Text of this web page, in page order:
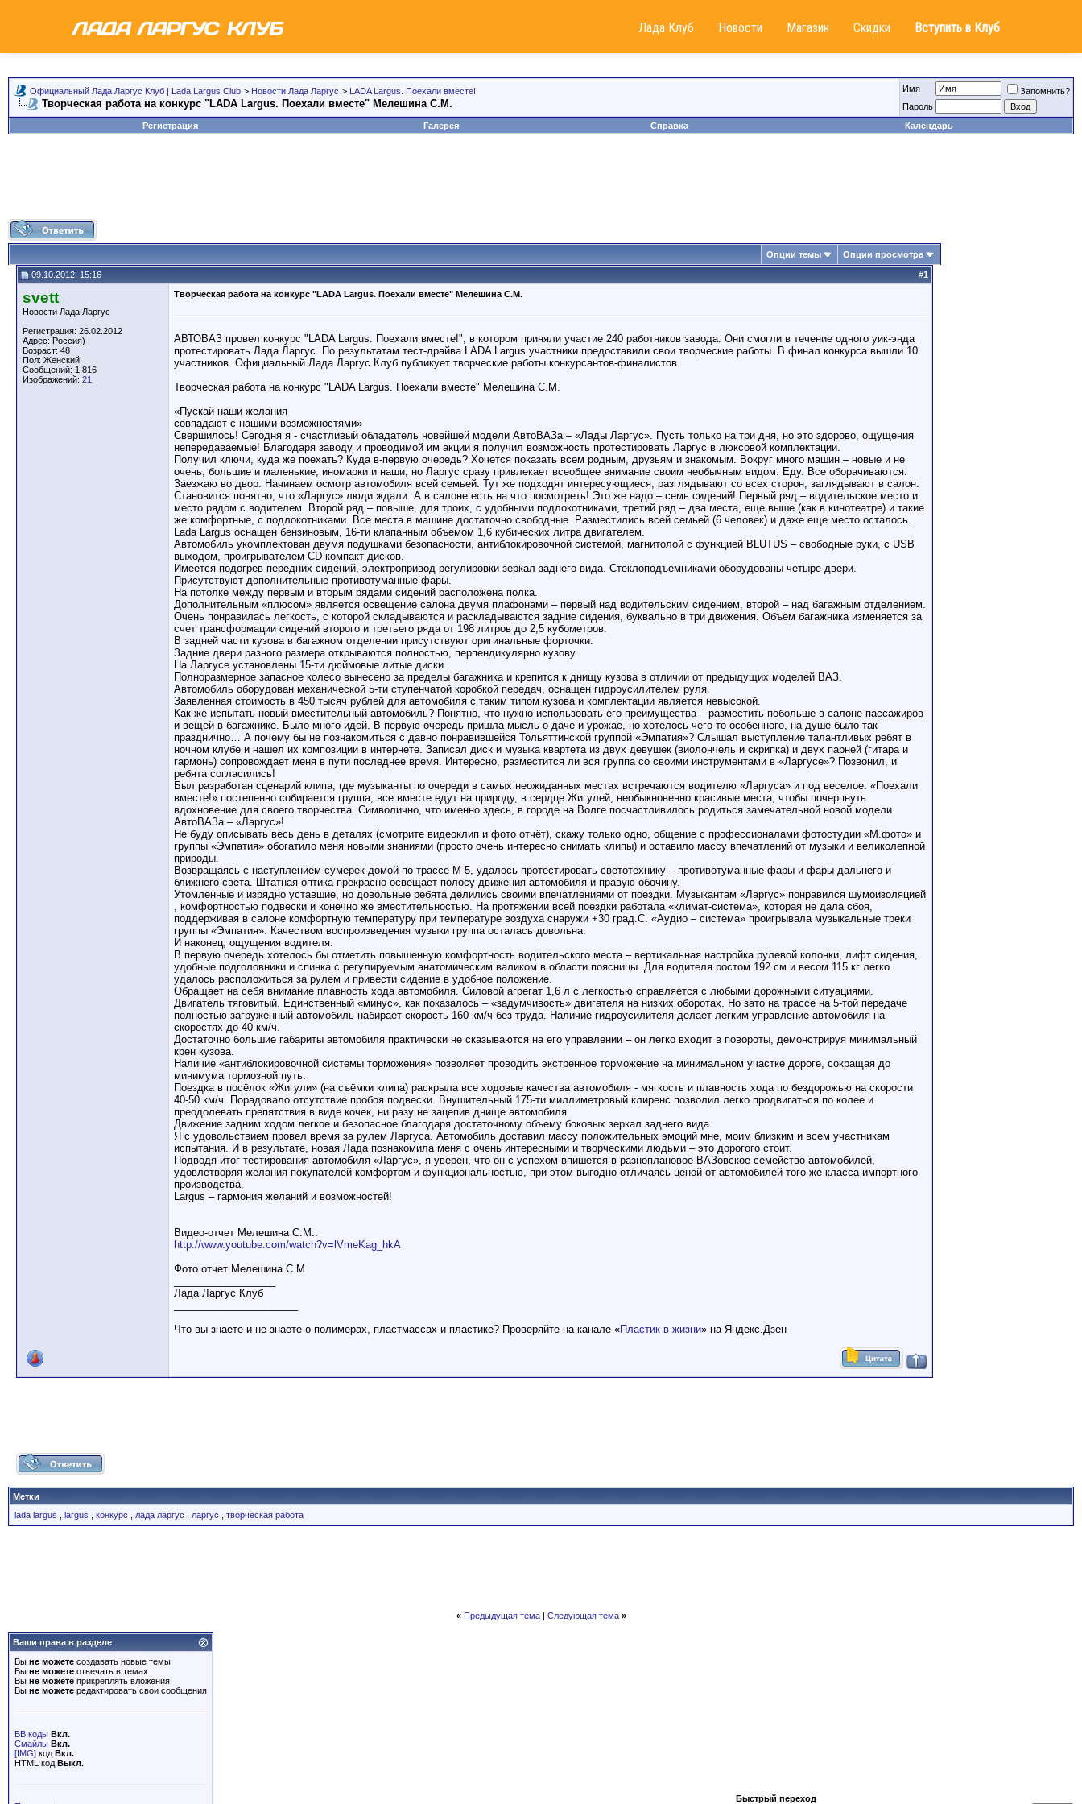
Лада Клуб Новости Магазин Скидки Вступить в Клуб
Официальный Лада Ларгус Клуб | Lada Largus Club > Новости Лада Ларгус > LADA Largus. Поехали вместе!
Творческая работа на конкурс "LADA Largus. Поехали вместе" Мелешина С.М.
Имя
Запомнить?
Пароль
Регистрация
Галерея Справка Календарь
Опции темы Опции просмотра
09.10.2012, 15:16 #1
svett
Новости Лада Ларгус
Регистрация: 26.02.2012
Адрес: Россия)
Возраст: 48
Пол: Женский
Сообщений: 1,816
Изображений: 21
Творческая работа на конкурс "LADA Largus. Поехали вместе" Мелешина С.М.
АВТОВАЗ провел конкурс "LADA Largus. Поехали вместе!", в котором приняли участие 240 работников завода. Они смогли в течение одного уик-энда
протестировать Лада Ларгус. По результатам тест-драйва LADA Largus участники предоставили свои творческие работы. В финал конкурса вышли 10
участников. Официальный Лада Ларгус Клуб публикует творческие работы конкурсантов-финалистов.
Творческая работа на конкурс "LADA Largus. Поехали вместе" Мелешина С.М.
«Пускай наши желания
совпадают с нашими возможностями»
Свершилось! Сегодня я - счастливый обладатель новейшей модели АвтоВАЗа – «Лады Ларгус». Пусть только на три дня, но это здорово, ощущения
непередаваемые! Благодаря заводу и проводимой им акции я получил возможность протестировать Ларгус в люксовой комплектации.
Получил ключи, куда же поехать? Куда в-первую очередь? Хочется показать всем родным, друзьям и знакомым. Вокруг много машин – новые и не
очень, большие и маленькие, иномарки и наши, но Ларгус сразу привлекает всеобщее внимание своим необычным видом. Еду. Все оборачиваются.
Заезжаю во двор. Начинаем осмотр автомобиля всей семьей. Тут же подходят интересующиеся, разглядывают со всех сторон, заглядывают в салон.
Становится понятно, что «Ларгус» люди ждали. А в салоне есть на что посмотреть! Это же надо – семь сидений! Первый ряд – водительское место и
место рядом с водителем. Второй ряд – повыше, для троих, с удобными подлокотниками, третий ряд – два места, еще выше (как в кинотеатре) и такие
же комфортные, с подлокотниками. Все места в машине достаточно свободные. Разместились всей семьей (6 человек) и даже еще место осталось.
Lada Largus оснащен бензиновым, 16-ти клапанным объемом 1,6 кубических литра двигателем.
Автомобиль укомплектован двумя подушками безопасности, антиблокировочной системой, магнитолой с функцией BLUTUS – свободные руки, с USB
выходом, проигрывателем CD компакт-дисков.
Имеется подогрев передних сидений, электропривод регулировки зеркал заднего вида. Стеклоподъемниками оборудованы четыре двери.
Присутствуют дополнительные противотуманные фары.
На потолке между первым и вторым рядами сидений расположена полка.
Дополнительным «плюсом» является освещение салона двумя плафонами – первый над водительским сидением, второй – над багажным отделением.
Очень понравилась легкость, с которой складываются и раскладываются задние сидения, буквально в три движения. Объем багажника изменяется за
счет трансформации сидений второго и третьего ряда от 198 литров до 2,5 кубометров.
В задней части кузова в багажном отделении присутствуют оригинальные форточки.
Задние двери разного размера открываются полностью, перпендикулярно кузову.
На Ларгусе установлены 15-ти дюймовые литые диски.
Полноразмерное запасное колесо вынесено за пределы багажника и крепится к днищу кузова в отличии от предыдущих моделей ВАЗ.
Автомобиль оборудован механической 5-ти ступенчатой коробкой передач, оснащен гидроусилителем руля.
Заявленная стоимость в 450 тысяч рублей для автомобиля с таким типом кузова и комплектации является невысокой.
Как же испытать новый вместительный автомобиль? Понятно, что нужно использовать его преимущества – разместить побольше в салоне пассажиров
и вещей в багажнике. Было много идей. В-первую очередь пришла мысль о даче и урожае, но хотелось чего-то особенного, на душе было так
празднично… А почему бы не познакомиться с давно понравившейся Тольяттинской группой «Эмпатия»? Слышал выступление талантливых ребят в
ночном клубе и нашел их композиции в интернете. Записал диск и музыка квартета из двух девушек (виолончель и скрипка) и двух парней (гитара и
гармонь) сопровождает меня в пути последнее время. Интересно, разместится ли вся группа со своими инструментами в «Ларгусе»? Позвонил, и
ребята согласились!
Был разработан сценарий клипа, где музыканты по очереди в самых неожиданных местах встречаются водителю «Ларгуса» и под веселое: «Поехали
вместе!» постепенно собирается группа, все вместе едут на природу, в сердце Жигулей, необыкновенно красивые места, чтобы почерпнуть
вдохновение для своего творчества. Символично, что именно здесь, в городе на Волге посчастливилось родиться замечательной новой модели
АвтоВАЗа – «Ларгус»!
Не буду описывать весь день в деталях (смотрите видеоклип и фото отчёт), скажу только одно, общение с профессионалами фотостудии «М.фото» и
группы «Эмпатия» обогатило меня новыми знаниями (просто очень интересно снимать клипы) и оставило массу впечатлений от музыки и великолепной
природы.
Возвращаясь с наступлением сумерек домой по трассе М-5, удалось протестировать светотехнику – противотуманные фары и фары дальнего и
ближнего света. Штатная оптика прекрасно освещает полосу движения автомобиля и правую обочину.
Утомленные и изрядно уставшие, но довольные ребята делились своими впечатлениями от поездки. Музыкантам «Ларгус» понравился шумоизоляцией
, комфортностью подвески и конечно же вместительностью. На протяжении всей поездки работала «климат-система», которая не дала сбоя,
поддерживая в салоне комфортную температуру при температуре воздуха снаружи +30 град.С. «Аудио – система» проигрывала музыкальные треки
группы «Эмпатия». Качеством воспроизведения музыки группа осталась довольна.
И наконец, ощущения водителя:
В первую очередь хотелось бы отметить повышенную комфортность водительского места – вертикальная настройка рулевой колонки, лифт сидения,
удобные подголовники и спинка с регулируемым анатомическим валиком в области поясницы. Для водителя ростом 192 см и весом 115 кг легко
удалось расположиться за рулем и привести сидение в удобное положение.
Обращает на себя внимание плавность хода автомобиля. Силовой агрегат 1,6 л с легкостью справляется с любыми дорожными ситуациями.
Двигатель тяговитый. Единственный «минус», как показалось – «задумчивость» двигателя на низких оборотах. Но зато на трассе на 5-той передаче
полностью загруженный автомобиль набирает скорость 160 км/ч без труда. Наличие гидроусилителя делает легким управление автомобиля на
скоростях до 40 км/ч.
Достаточно большие габариты автомобиля практически не сказываются на его управлении – он легко входит в повороты, демонстрируя минимальный
крен кузова.
Наличие «антиблокировочной системы торможения» позволяет проводить экстренное торможение на минимальном участке дороге, сокращая до
минимума тормозной путь.
Поездка в посёлок «Жигули» (на съёмки клипа) раскрыла все ходовые качества автомобиля - мягкость и плавность хода по бездорожью на скорости
40-50 км/ч. Порадовало отсутствие пробоя подвески. Внушительный 175-ти миллиметровый клиренс позволил легко продвигаться по колее и
преодолевать препятствия в виде кочек, ни разу не зацепив днище автомобиля.
Движение задним ходом легкое и безопасное благодаря достаточному объему боковых зеркал заднего вида.
Я с удовольствием провел время за рулем Ларгуса. Автомобиль доставил массу положительных эмоций мне, моим близким и всем участникам
испытания. И в результате, новая Лада познакомила меня с очень интересными и творческими людьми – это дорогого стоит.
Подводя итог тестирования автомобиля «Ларгус», я уверен, что он с успехом впишется в разноплановое ВАЗовское семейство автомобилей,
удовлетворяя желания покупателей комфортом и функциональностью, при этом выгодно отличаясь ценой от автомобилей того же класса импортного
производства.
Largus – гармония желаний и возможностей!
Видео-отчет Мелешина С.М.:
http://www.youtube.com/watch?v=lVmeKag_hkA
Фото отчет Мелешина С.М
Лада Ларгус Клуб
Что вы знаете и не знаете о полимерах, пластмассах и пластике? Проверяйте на канале «Пластик в жизни» на Яндекс.Дзен
Метки
lada largus
largus конкурс лада ларгус ларгус творческая работа
« Предыдущая тема| Следующая тема »
Ваши права в разделе
Вы не можете создавать новые темы
Вы не можете отвечать в темах
Вы не можете прикреплять вложения
Вы не можете редактировать свои сообщения
BB коды Вкл.
Смайлы Вкл.
[IMG] код Вкл.
HTML код Выкл.
Быстрый переход